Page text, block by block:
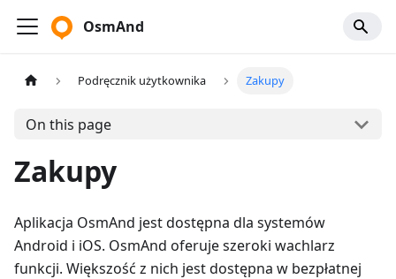
OsmAnd
Podręcznik użytkownika Zakupy
On this page
Zakupy
Aplikacja OsmAnd jest dostępna dla systemów
Android i iOS. OsmAnd oferuje szeroki wachlarz
funkcji. Większość z nich jest dostępna w bezpłatnej